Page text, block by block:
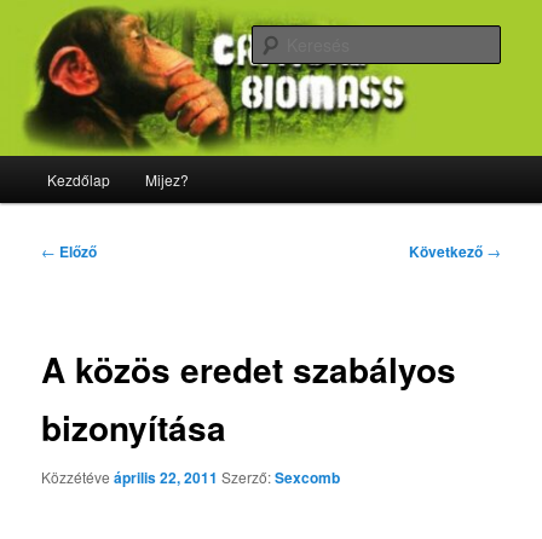
elsődleges
tartalomraCriticalBiomass
Majdnem minden, ami biológia
Kezdőlap Mijez?
Bejegyzés
← Előző Következő →
A közös eredet szabályos
bizonyítása
Közzétéveáprilis 22, 2011 Szerző:Sexcomb